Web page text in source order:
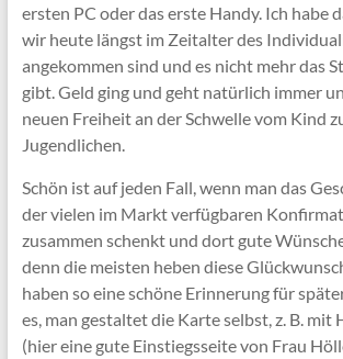
ersten PC oder das erste Handy. Ich habe
wir heute längst im Zeitalter des
angekommen sind und es nicht mehr das
gibt. Geld ging und geht natürlich immer
neuen Freiheit an der Schwelle vom Kind
Jugendlichen.
Schön ist auf jeden Fall, wenn man das
der vielen im Markt verfügbaren
zusammen schenkt und dort gute
denn die meisten heben diese
haben so eine schöne Erinnerung für
es, man gestaltet die Karte selbst, z. B.
(hier eine gute Einstiegsseite von Frau